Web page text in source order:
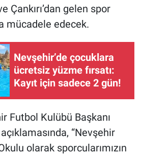
Çankırı’dan gelen spor
mücadele edecek.
Nevşehir’de çocuklara
ücretsiz yüzme fırsatı:
Kayıt için sadece 2 gün!
Futbol Kulübü Başkanı
“Nevşehir
olarak sporcularımızın